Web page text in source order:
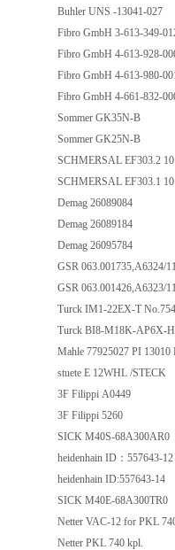
Buhler UNS -13041-027
Fibro GmbH 3-613-349-
Fibro GmbH 4-613-928-
Fibro GmbH 4-613-980-
Fibro GmbH 4-661-832-
Sommer GK35N-B
Sommer GK25N-B
SCHMERSAL EF303.2
SCHMERSAL EF303.1
Demag 26089084
Demag 26089184
Demag 26095784
GSR 063.001735,A6324/
GSR 063.001426,A6323/
Turck IM1-22EX-T
Turck BI8-M18K-AP6X-
Mahle 77925027 PI
stuete E 12WHL /STECK
3F Filippi A0449
3F Filippi 5260
SICK M40S-68A300AR0
heidenhain ID：557643-
heidenhain ID:557643-14
SICK M40E-68A300TR0
Netter VAC-12 for PKL
Netter PKL 740 kpl.